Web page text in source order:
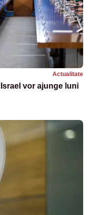
Actualitate
vor ajunge luni